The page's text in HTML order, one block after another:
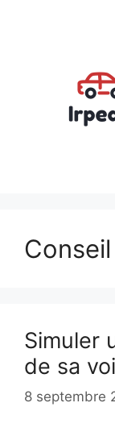
Conseil
Simuler
de sa
8 septembre